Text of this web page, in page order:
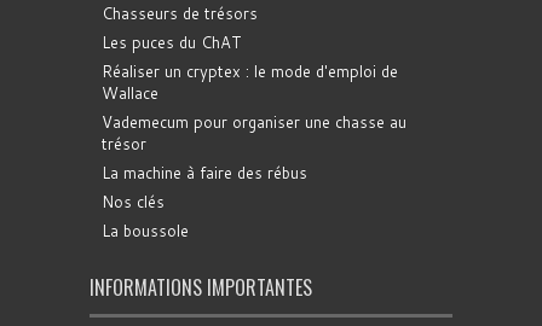
Chasseurs de trésors
Les puces du ChAT
Réaliser un cryptex : le mode d'emploi de
Wallace
Vademecum pour organiser une chasse au
trésor
La machine à faire des rébus
Nos clés
La boussole
INFORMATIONS IMPORTANTES